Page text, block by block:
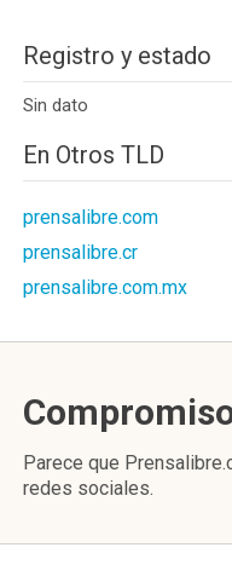
Registro y estado
Sin dato
En Otros TLD
prensalibre.com
prensalibre.cr
prensalibre.com.mx
Parece que
redes sociales.